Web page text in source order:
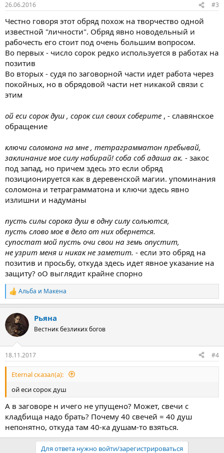
26.06.2016 #3
Честно говоря этот обряд похож на творчество одной
известной "личности". Обряд явно новодельный и
рабочесть его стоит под очень большим вопросом.
Во первых - число сорок редко используется в работах на
позитив
Во вторых - судя по заговорной части идет работа через
покойных, но в обрядовой части нет никакой связи с
этим
ой еси сорок душ , сорок сил своих соберите , - славянское
обращение
ключи соломона на мне , тетраграмматон пребывай,
заклинание мое силу набирай! соба соб адаша ак. - закос
под запад, но причем здесь это если обряд
позиционируется как в деревенской магии. упоминания
соломона и тетраграмматона и ключи здесь явно
излишни и надуманы
пусть силы сорока душ в одну силу сольются,
пусть слово мое в дело от них обернется.
супостат мой пусть очи свои на земь опустит,
не узрит меня и никак не заметит. - если это обряд на
позитив и просьбу, откуда здесь идет явное указание на
защиту? оО выглядит крайне спорно
Р
е
к
ц
и
Альба и Макена
Рьяна
Вестник безликих богов
18.11.2017 #4
Eternal сказал(а):
ой еси сорок душ
А в заговоре н ичего не упущено? Может, свечи с
кладбища надо брать? Почему 40 свечей = 40 душ
непонятно, откуда там 40-ка душам-то взяться.
Для ответа нужно войти/зарегистрироваться